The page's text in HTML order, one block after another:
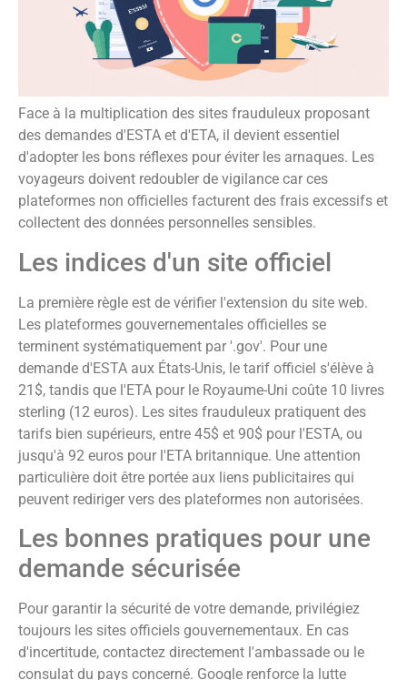
Face à la multiplication des sites frauduleux proposant
des demandes d'ESTA et d'ETA, il devient essentiel
d'adopter les bons réflexes pour éviter les arnaques. Les
voyageurs doivent redoubler de vigilance car ces
plateformes non officielles facturent des frais excessifs et
collectent des données personnelles sensibles.
Les indices d'un site officiel
La première règle est de vérifier l'extension du site web.
Les plateformes gouvernementales officielles se
terminent systématiquement par '.gov'. Pour une
demande d'ESTA aux États-Unis, le tarif officiel s'élève à
21$, tandis que l'ETA pour le Royaume-Uni coûte 10 livres
sterling (12 euros). Les sites frauduleux pratiquent des
tarifs bien supérieurs, entre 45$ et 90$ pour l'ESTA, ou
jusqu'à 92 euros pour l'ETA britannique. Une attention
particulière doit être portée aux liens publicitaires qui
peuvent rediriger vers des plateformes non autorisées.
Les bonnes pratiques pour une
demande sécurisée
Pour garantir la sécurité de votre demande, privilégiez
toujours les sites officiels gouvernementaux. En cas
d'incertitude, contactez directement l'ambassade ou le
consulat du pays concerné. Google renforce la lutte